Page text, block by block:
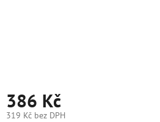
386 Kč
319 Kč bez DPH